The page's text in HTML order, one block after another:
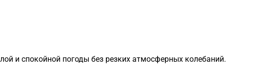
и спокойной погоды без резких атмосферных колебаний.